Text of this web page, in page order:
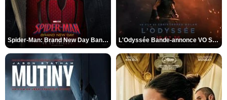
Spider-Man: Brand New Day Bande-annonce VO STFR L'Odyssée Bande-annonce VO STFR